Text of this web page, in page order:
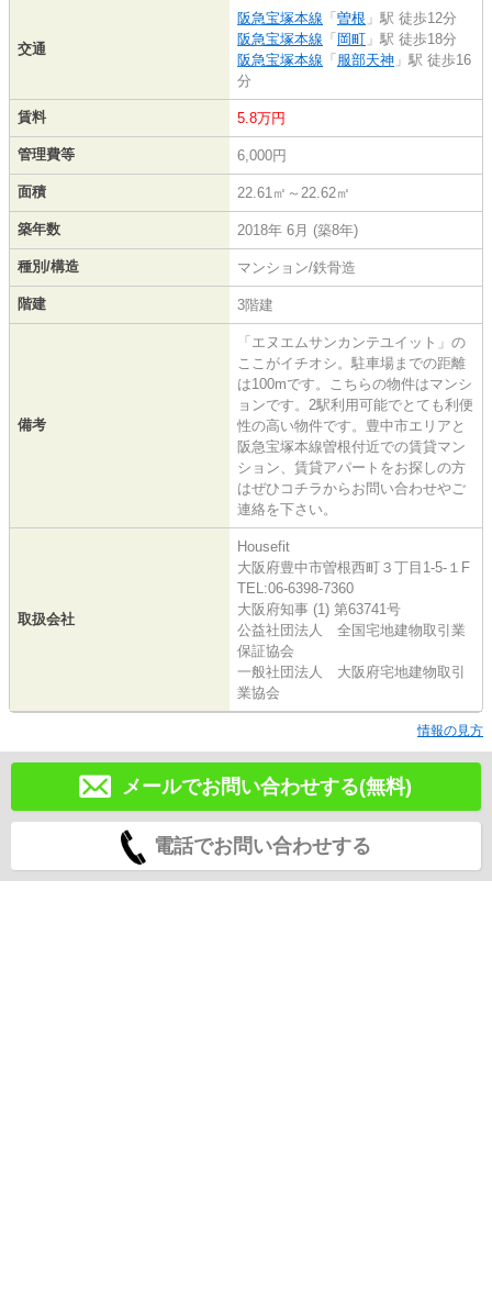
交通
阪急宝塚本線 「 曽根 」駅 徒歩12分
阪急宝塚本線 「 岡町 」駅 徒歩18分
阪急宝塚本線 「 服部天神 」駅 徒歩16
分
賃料 5.8万円
管理費等 6,000円
面積 22.61㎡～22.62㎡
築年数 2018年 6月 (築8年)
種別/構造 マンション/鉄骨造
階建 3階建
備考
「エヌエムサンカンテユイット」の
ここがイチオシ。駐車場までの距離
は100mです。こちらの物件はマンシ
ョンです。2駅利用可能でとても利便
性の高い物件です。豊中市エリアと
阪急宝塚本線曽根付近での賃貸マン
ション、賃貸アパートをお探しの方
はぜひコチラからお問い合わせやご
連絡を下さい。
取扱会社
Housefit
大阪府豊中市曽根西町３丁目1-5-１F
TEL:06-6398-7360
大阪府知事 (1) 第63741号
公益社団法人 全国宅地建物取引業
保証協会
一般社団法人 大阪府宅地建物取引
業協会
情報の見方
メールでお問い合わせする(無料)
電話でお問い合わせする